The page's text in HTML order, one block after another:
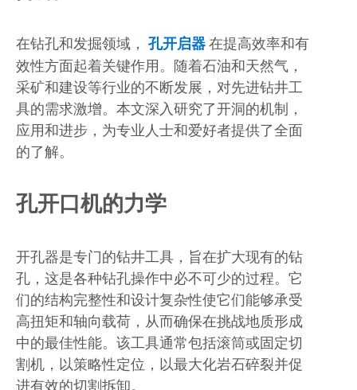
在钻孔和发掘领域， 孔开启器 在提高效率和有
效性方面起着关键作用。随着石油和天然气，
采矿和建设等行业的不断发展，对先进钻井工
具的需求激增。本文深入研究了开洞的机制，
应用和进步，为专业人士和爱好者提供了全面
的了解。
孔开口机的力学
开孔器是专门的钻井工具，旨在扩大现有的钻
孔，这是各种钻孔操作中必不可少的过程。它
们的结构完整性和设计复杂性使它们能够承受
高扭矩和轴向载荷，从而确保在挑战地质形成
中的最佳性能。该工具通常包括滚筒或固定切
割机，以策略性定位，以最大化岩石碎裂并促